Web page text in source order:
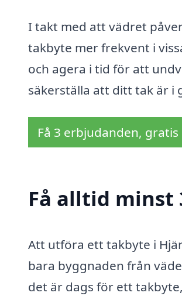
I takt med att vädret
takbyte mer frekvent i
och agera i tid för att
säkerställa att ditt tak är i
Få 3 erbjudanden,
Få alltid
Att utföra ett takbyte i
bara byggnaden från
det är dags för ett